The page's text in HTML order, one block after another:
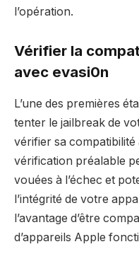
l’opération.
Vérifier la
avec evasi0n
L’une des premières
tenter le jailbreak de
vérifier sa compatibilité
vérification préalable
vouées à l’échec et
l’intégrité de votre
l’avantage d’être
d’appareils Apple